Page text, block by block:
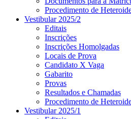
Procedimento de
Vestibular 2025/2
Editais
Inscrições
Inscrições Homolgadas
Locais de Prova
Candidato X Vaga
Gabarito
Provas
Resultados e Chamadas
Procedimento de
Vestibular 2025/1